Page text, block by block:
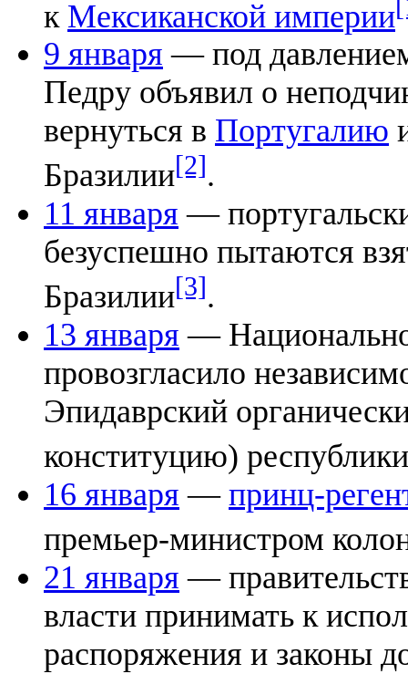
к Мексиканской империи
9 января — под
Педру объявил о
вернуться в Португалию
Бразилии[2].
11 января —
безуспешно пытаются
Бразилии[3].
13 января —
провозгласило
Эпидаврский
конституцию) республики
16 января — принц-
премьер-министром
21 января —
власти принимать к
распоряжения и законы